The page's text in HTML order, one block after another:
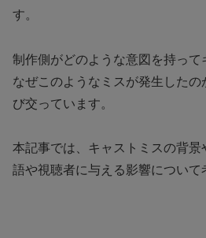
す。
制作側がどのような意図を持って
なぜこのようなミスが発生した
び交っています。
本記事では、キャストミスの背
語や視聴者に与える影響について